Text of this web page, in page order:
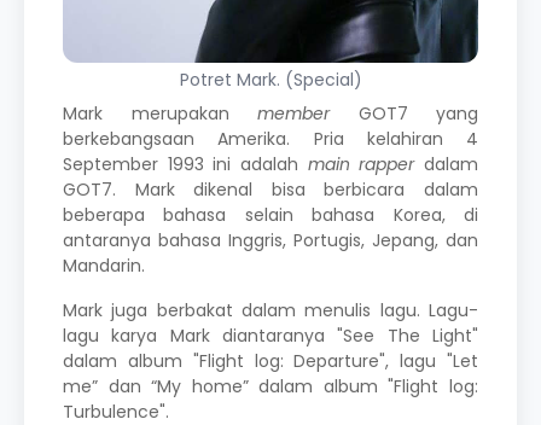
Potret Mark. (Special)
Mark merupakan member GOT7 yang
berkebangsaan Amerika. Pria kelahiran 4
September 1993 ini adalah main rapperdalam
GOT7. Mark dikenal bisa berbicara dalam
beberapa bahasa selainbahasa Korea, di
antaranya bahasa Inggris, Portugis, Jepang, dan
Mandarin.
Mark juga berbakat dalam menulis lagu. Lagu-
lagu karya Mark diantaranya "See The Light"
dalam album "Flight log: Departure", lagu "Let
me” dan “My home” dalam album "Flight log:
Turbulence".